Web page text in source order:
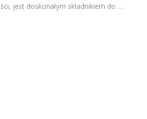
jest doskonałym składnikiem do …